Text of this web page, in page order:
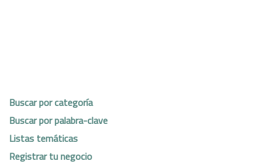
Buscar por categoría
Buscar por palabra-clave
Listas temáticas
Registrar tu negocio